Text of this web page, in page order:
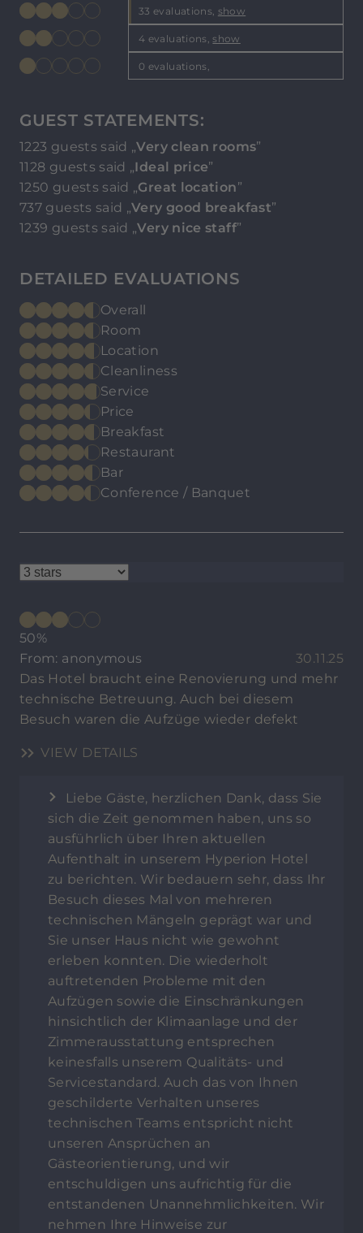
33 evaluations, show
4 evaluations,show
0 evaluations,
GUEST STATEMENTS:
1223 guests said „Very clean rooms”
1128 guests said „Ideal price”
1250 guests said „Great location”
737 guests said „Very good breakfast”
1239 guests said „Very nice staff”
DETAILED EVALUATIONS
Overall
Room
Location
Cleanliness
Service
Price
Breakfast
Restaurant
Bar
Conference / Banquet
50%
From: anonymous
30.11.25
Das Hotel braucht eine Renovierung und mehr
technische Betreuung. Auch bei diesem
Besuch waren die Aufzüge wieder defekt
VIEW DETAILS
Liebe Gäste, herzlichen Dank, dass Sie
sich die Zeit genommen haben, uns so
ausführlich über Ihren aktuellen
Aufenthalt in unserem Hyperion Hotel
zu berichten. Wir bedauern sehr, dass Ihr
Besuch dieses Mal von mehreren
technischen Mängeln geprägt war und
Sie unser Haus nicht wie gewohnt
erleben konnten. Die wiederholt
auftretenden Probleme mit den
Aufzügen sowie die Einschränkungen
hinsichtlich der Klimaanlage und der
Zimmerausstattung entsprechen
keinesfalls unserem Qualitäts- und
Servicestandard. Auch das von Ihnen
geschilderte Verhalten unseres
technischen Teams entspricht nicht
unseren Ansprüchen an
Gästeorientierung, und wir
entschuldigen uns aufrichtig für die
entstandenen Unannehmlichkeiten. Wir
nehmen Ihre Hinweise zur